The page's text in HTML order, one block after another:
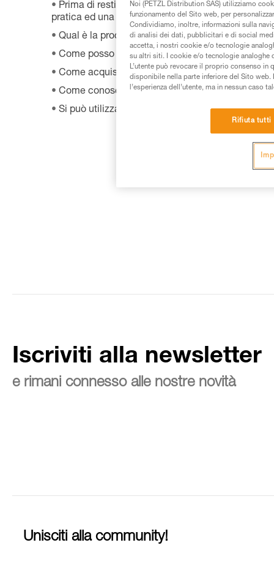
Prima di restituire un prodotto difettoso a Petzl,
pratica ed una data di reso?
Qual è la procedura di garanzia Petzl?
Come posso smaltire la mia attrezzatura?
Come acquistare un prodotto Petzl?
Come conoscere la data di fabbricazione del
Si può utilizzare lo SHUNT in autoassicurazione?
Iscriviti alla newsletter
e rimani connesso alle nostre novità
Unisciti alla community!
Noi (PETZL Distribution SAS) utilizziamo
funzionamento del Sito web, per
Condividiamo, inoltre, informazioni sulla
di analisi dei dati, pubblicitari e di social
accetta, i nostri cookie e/o tecnologie
su altri siti. I cookie e/o tecnologie analoghe
L’utente può revocare il proprio consenso
disponibile nella parte inferiore del Sito
l’esperienza dell’utente, ma in nessun caso
Rifiuta tutti